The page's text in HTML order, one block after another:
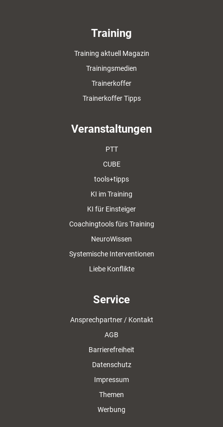
Training
Training aktuell Magazin
Trainingsmedien
Trainerkoffer
Trainerkoffer Tipps
Veranstaltungen
PTT
CUBE
tools+tipps
KI im Training
KI für Einsteiger
Coachingtools fürs Training
NeuroWissen
Systemische Interventionen
Liebe Konflikte
Service
Ansprechpartner / Kontakt
AGB
Barrierefreiheit
Datenschutz
Impressum
Themen
Werbung